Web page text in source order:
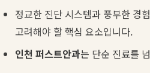
정교한 진단 시스템과 풍부한 경
고려해야 할 핵심 요소입니다.
인천 퍼스트안과는 단순 진료를